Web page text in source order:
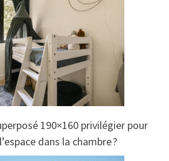
190×160 privilégier pour
dans la chambre ?